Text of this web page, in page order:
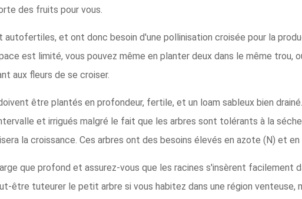
des fruits pour vous.
autofertiles, et ont donc besoin d'une pollinisation croisée pour la
est limité, vous pouvez même en planter deux dans le même trou,
aux fleurs de se croiser.
être plantés en profondeur, fertile, et un loam sableux bien
et irrigués malgré le fait que les arbres sont tolérants à la
la croissance. Ces arbres ont des besoins élevés en azote (N) et en
que profond et assurez-vous que les racines s'insèrent facilement
être tuteurer le petit arbre si vous habitez dans une région venteuse,